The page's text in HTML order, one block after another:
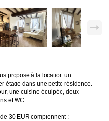
propose à la location un
étage dans une petite résidence.
une cuisine équipée, deux
et WC.
30 EUR comprennent :